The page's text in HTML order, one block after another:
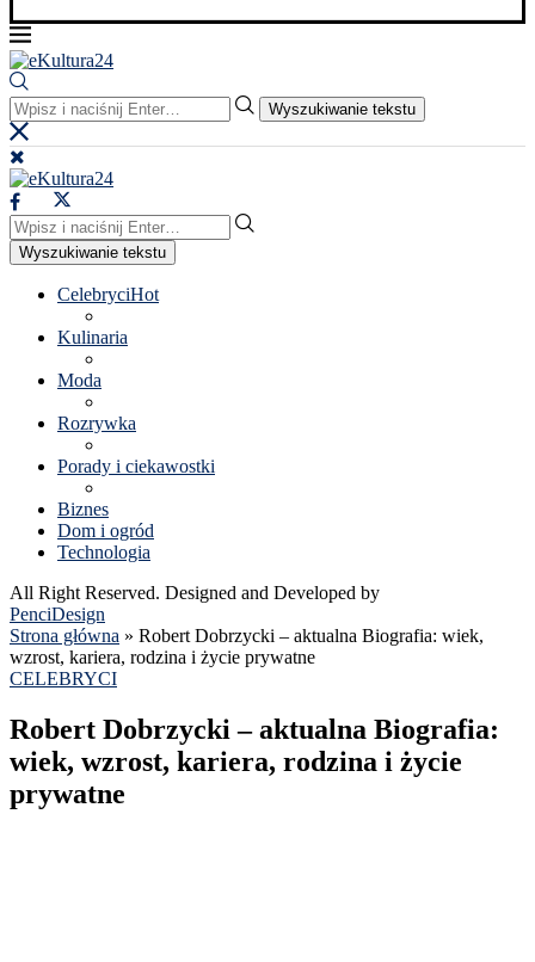
Wyszukiwanie tekstu
Wyszukiwanie tekstu
CelebryciHot
Kulinaria
Moda
Rozrywka
Porady i ciekawostki
Biznes
Dom i ogród
Technologia
All Right Reserved. Designed and Developed by
PenciDesign
Strona główna » Robert Dobrzycki – aktualna Biografia: wiek,
wzrost, kariera, rodzina i życie prywatne
CELEBRYCI
Robert Dobrzycki – aktualna Biografia:
wiek, wzrost, kariera, rodzina i życie
prywatne